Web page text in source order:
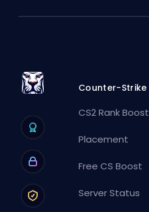
Counter-Strike
CS2 Rank Boost
Placement
Free CS Boost
Server Status